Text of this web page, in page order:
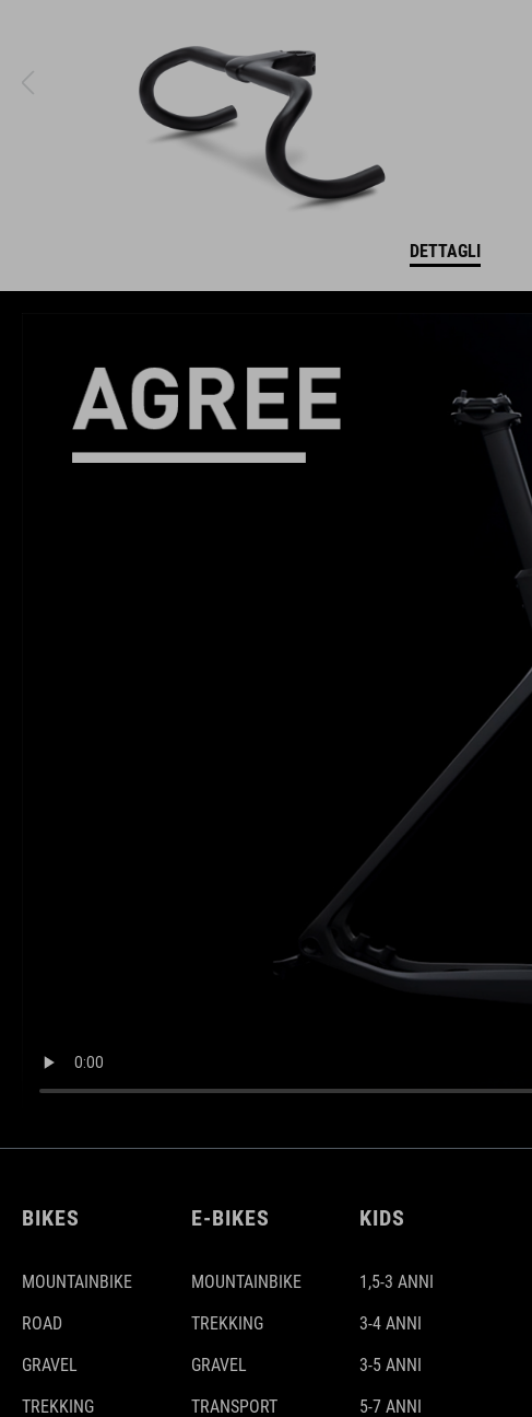
DETTAGLI
BIKES
MOUNTAINBIKE
ROAD
GRAVEL
TREKKING
E-BIKES
MOUNTAINBIKE
TREKKING
GRAVEL
TRANSPORT
KIDS
1,5-3 ANNI
3-4 ANNI
3-5 ANNI
5-7 ANNI